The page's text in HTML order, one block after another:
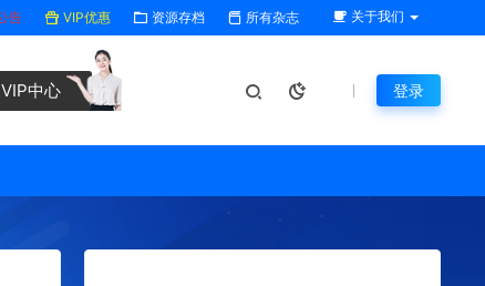
告 VIP优惠 资源存档 所有杂志 关于我们
VIP中心 登录